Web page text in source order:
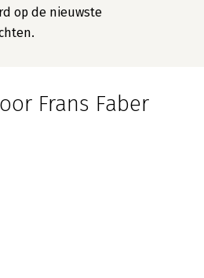
op de nieuwste
Frans Faber